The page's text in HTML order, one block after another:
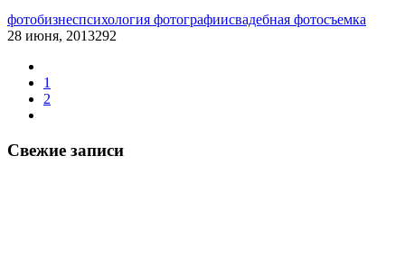
фотобизнеспсихология фотографиисвадебная фотосъемка
28 июня, 2013292
1
2
Свежие записи